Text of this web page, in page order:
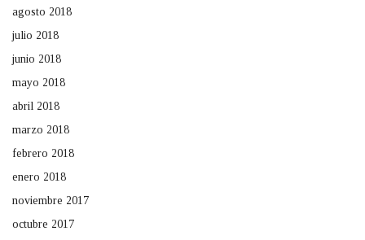
agosto 2018
julio 2018
junio 2018
mayo 2018
abril 2018
marzo 2018
febrero 2018
enero 2018
noviembre 2017
octubre 2017